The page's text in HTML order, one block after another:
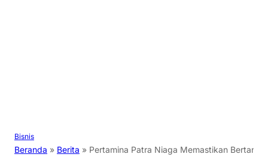
Bisnis
Beranda » Berita » Pertamina Patra Niaga Memastikan